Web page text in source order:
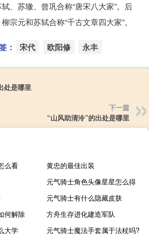
、苏辙、曾巩合称“唐宋八大家”。后
宗元和苏轼合称“千古文章四大家”。
： 宋代 欧阳修 永丰
处是哪里
下一篇
“山风助清泠”的出处是哪里
么看
黄忠的最佳出装
元气骑士角色头像星星怎么得
元气骑士有什么隐藏皮肤
何解除
方舟生存进化建造军队
大学
元气骑士魔法手套属于法杖吗?